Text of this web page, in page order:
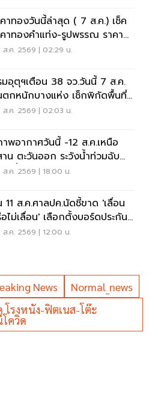
าทองวันนี้ล่าสุด ( 7 ส.ค.) เช็ค
าทองคำแท่ง-รูปพรรณ ราคา
ย - รับซื้อ กี่บาท
ส.ค. 2569 | 02:29 น.
อุตุฯเตือน 38 จว.วันนี้ 7 ส.ค.
ตกหนักบางแห่ง เช็กพิกัดพื้นที่
งด่วน
ส.ค. 2569 | 02:03 น.
พอากาศวันนี้ -12 ส.ค.เหนือ
น ตะวันออก ระวังน้ำท่วมฉับ
น้ำป่าไหลหลาก
ส.ค. 2569 | 18:00 น.
11 ส.ค.ศาลปค.นัดชี้ขาด 'เลื่อน
ไม่เลื่อน' เลือกตั้งบอร์ดประกัน
คม
ส.ค. 2569 | 12:00 น.
News
Normal_news
รงหนัง-ฟิตเนส-โต๊ะ
ควิด